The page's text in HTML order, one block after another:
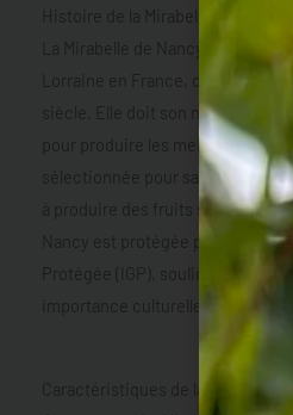
Histoire de la Mirabelle de Nancy
La Mirabelle de Nancy tire son
Lorraine en France, où elle est
siècle. Elle doit son nom à la
pour produire les meilleures
sélectionnée pour sa résistance
à produire des fruits savoureux.
Nancy est protégée par une
Protégée (IGP), soulignant sa
importance culturelle.
Caractéristiques de la Mirabelle